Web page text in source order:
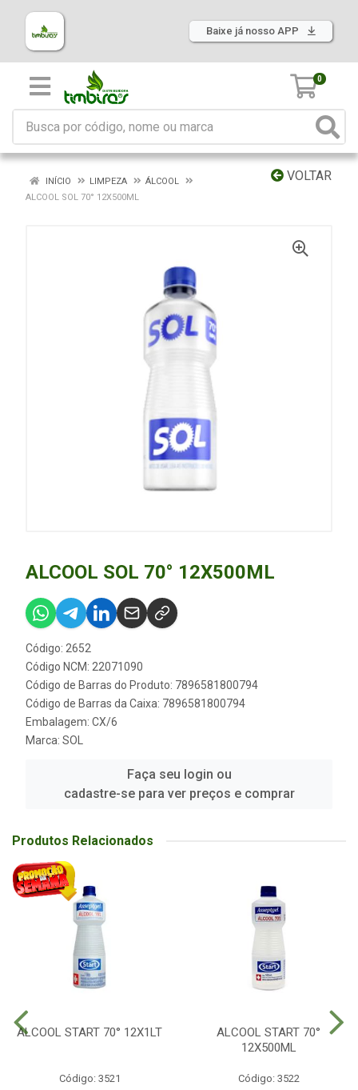
Baixe já nosso APP
0
VOLTAR
INÍCIO LIMPEZA
ÁLCOOL
ALCOOL SOL 70° 12X500ML
ALCOOL SOL 70° 12X500ML
Código: 2652
Código NCM: 22071090
Código de Barras do Produto: 7896581800794
Código de Barras da Caixa: 7896581800794
Embalagem: CX/6
Marca: SOL
Faça seu login ou
cadastre-se para ver preços e comprar
Produtos Relacionados
ALCOOL START 70° 12X1LT
Código: 3521
ALCOOL START 70°
12X500ML
Código: 3522